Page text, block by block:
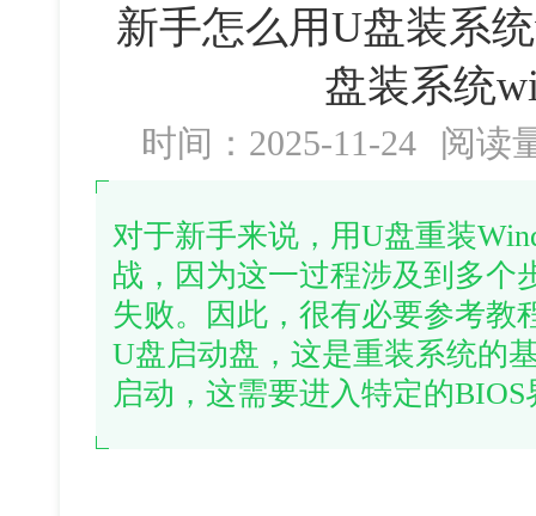
新手怎么用U盘装系
盘装系统
时间：2025-11-24 阅读
对于新手来说，用U盘重装
战，因为这一过程涉及到多个
失败。因此，很有必要参考教
U盘启动盘，这是重装系统的
启动，这需要进入特定的